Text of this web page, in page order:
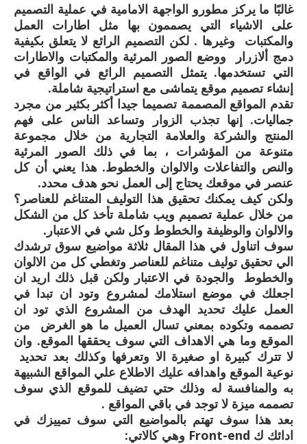
غالبًا ما يركز مطورو الواجهة الامامية في عملية التصميم
على الاشياء التي يصممون بها مثل اطارات العمل
والمكتبات وغيرها . لكن التصميم الرائع لا يتعلق بكيفية
دمج ألازرار ووضع الصور المرئية والمكتبات والاطارات
التي تستخدمها. يتمثل التصميم الرائع في الواقع في
إنشاء تصميم موقع يتماشى مع استراتيجية شاملة.
تقدم المواقع المصممة تصميما جيدا أكثر بكثير من مجرد
جماليات. إنها تجذب الزوار وتساعد الناس على فهم
المنتج والشركة والعلامة التجارية من خلال مجموعة
متنوعة من المؤشرات ، بما في ذلك الصور المرئية
والنص والتفاعلات والالوان والخطوط. هذا يعني أن كل
عنصر في موقعك يحتاج إلى العمل نحو هدف محدد.
ولكن كيف يمكنك تحقيق هذا التوليف المتناغم للعناصر؟
من خلال عملية تصميم ويب شاملة تأخذ كل من الشكل
والالوان والوظيفة والخطوط وكل شي في الاعتبار.
سوف اتناول في هذا المقال ثلاثة مواضيع سوق ترشدك
الي تحقيق توليف متناغم للعناصر وتغطي كل من الالوان
والخطوط والجودة في الاعتبار ولكن قبل ذلك اريد ان
اجعلك في موضع استلامك لمشروع وتود ان تبدا في
العمل عليك تحديد الهدف من المشروع الذي تود ان
تصممه وتكوده بمعني تسال العميل ما هو الغرض من
الموقع وما هي الاهداف التي سوف يحققها الموقع. وان
لا تترك كبيرة او صغيرة الا وتعرفها وكذلك بعد تحديد
نوعية الموقع واهدافه عليك الاطلاع علي المواقع الشبيهة
به والمنافسة له وذلك حتي تضيف للموقع الذي سوف
تصممه ميزة لا توجد في باقي المواقع .
بعد هذا سوف تهتم بالمواضيع التي سوف تمييزك في
ادائك ك Front-end وهي كالاتي: